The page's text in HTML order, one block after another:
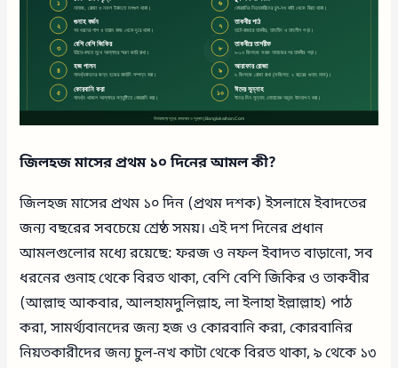
জিলহজ মাসের প্রথম ১০ দিনের আমল কী?
জিলহজ মাসের প্রথম ১০ দিন (প্রথম দশক) ইসলামে ইবাদতের
জন্য বছরের সবচেয়ে শ্রেষ্ঠ সময়। এই দশ দিনের প্রধান
আমলগুলোর মধ্যে রয়েছে: ফরজ ও নফল ইবাদত বাড়ানো, সব
ধরনের গুনাহ থেকে বিরত থাকা, বেশি বেশি জিকির ও তাকবীর
(আল্লাহু আকবার, আলহামদুলিল্লাহ, লা ইলাহা ইল্লাল্লাহ) পাঠ
করা, সামর্থ্যবানদের জন্য হজ ও কোরবানি করা, কোরবানির
নিয়তকারীদের জন্য চুল-নখ কাটা থেকে বিরত থাকা, ৯ থেকে ১৩